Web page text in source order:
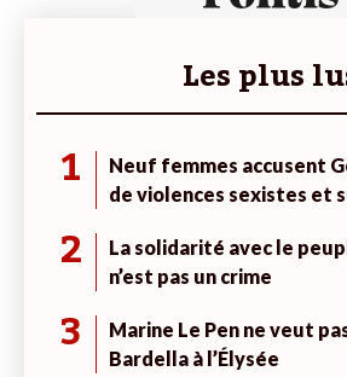
Les plus
1
Neuf femmes accusent
de violences sexistes et
2
La solidarité avec le
n’est pas un crime
3
Marine Le Pen ne veut
Bardella à l’Élysée